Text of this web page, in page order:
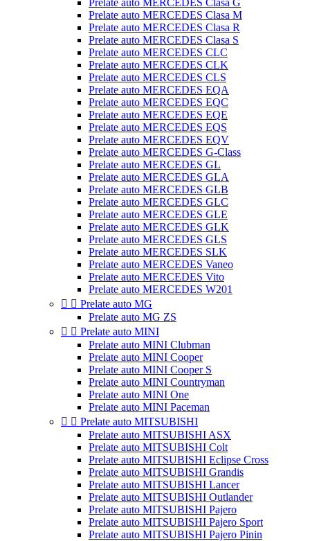
Prelate auto MERCEDES Clasa G
Prelate auto MERCEDES Clasa M
Prelate auto MERCEDES Clasa R
Prelate auto MERCEDES Clasa S
Prelate auto MERCEDES CLC
Prelate auto MERCEDES CLK
Prelate auto MERCEDES CLS
Prelate auto MERCEDES EQA
Prelate auto MERCEDES EQC
Prelate auto MERCEDES EQE
Prelate auto MERCEDES EQS
Prelate auto MERCEDES EQV
Prelate auto MERCEDES G-Class
Prelate auto MERCEDES GL
Prelate auto MERCEDES GLA
Prelate auto MERCEDES GLB
Prelate auto MERCEDES GLC
Prelate auto MERCEDES GLE
Prelate auto MERCEDES GLK
Prelate auto MERCEDES GLS
Prelate auto MERCEDES SLK
Prelate auto MERCEDES Vaneo
Prelate auto MERCEDES Vito
Prelate auto MERCEDES W201
  Prelate auto MG
Prelate auto MG ZS
  Prelate auto MINI
Prelate auto MINI Clubman
Prelate auto MINI Cooper
Prelate auto MINI Cooper S
Prelate auto MINI Countryman
Prelate auto MINI One
Prelate auto MINI Paceman
  Prelate auto MITSUBISHI
Prelate auto MITSUBISHI ASX
Prelate auto MITSUBISHI Colt
Prelate auto MITSUBISHI Eclipse Cross
Prelate auto MITSUBISHI Grandis
Prelate auto MITSUBISHI Lancer
Prelate auto MITSUBISHI Outlander
Prelate auto MITSUBISHI Pajero
Prelate auto MITSUBISHI Pajero Sport
Prelate auto MITSUBISHI Pajero Pinin